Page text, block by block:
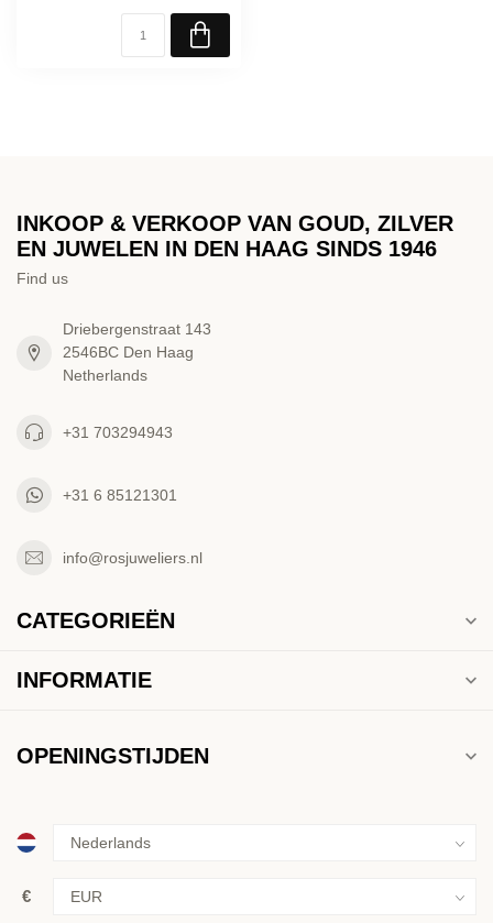
INKOOP & VERKOOP VAN GOUD, ZILVER
EN JUWELEN IN DEN HAAG SINDS 1946
Find us
Driebergenstraat 143
2546BC Den Haag
Netherlands
+31 703294943
+31 6 85121301
info@rosjuweliers.nl
CATEGORIEËN
INFORMATIE
OPENINGSTIJDEN
€